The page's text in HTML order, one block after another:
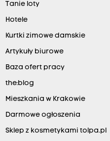
Tanie loty
Hotele
Kurtki zimowe damskie
Artykuły biurowe
Baza ofert pracy
the:blog
Mieszkania w Krakowie
Darmowe ogłoszenia
Sklep z kosmetykami tolpa.pl